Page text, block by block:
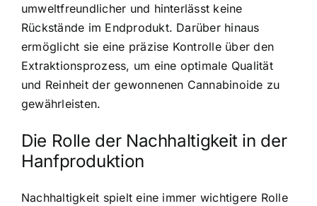
umweltfreundlicher und hinterlässt keine
Rückstände im Endprodukt. Darüber hinaus
ermöglicht sie eine präzise Kontrolle über den
Extraktionsprozess, um eine optimale Qualität
und Reinheit der gewonnenen Cannabinoide zu
gewährleisten.
Die Rolle der Nachhaltigkeit in der
Hanfproduktion
Nachhaltigkeit spielt eine immer wichtigere Rolle